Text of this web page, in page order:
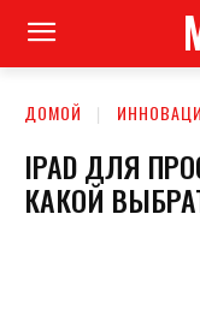
ДОМОЙ
IPAD ДЛЯ
КАКОЙ